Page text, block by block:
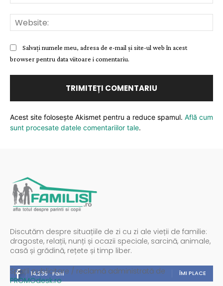
Salvați numele meu, adresa de e-mail și site-ul web în acest
browser pentru data viitoare i comentariu.
Acest site folosește Akismet pentru a reduce spamul. Află cum
sunt procesate datele comentariilor tale.
Discutăm despre situațiile de zi cu zi ale vieții de familie:
dragoste, relații, nunți și ocazii speciale, sarcină, animale,
casă și grădină, rețete și timp liber.
14,235 Fani ÎMI PLACE
Spații publicitare / reclamă administrată de
PROMOdesk.ro